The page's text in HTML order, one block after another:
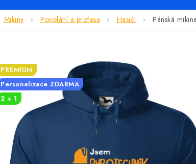
Mikiny Povolání a profese Hasiči Pánská
PREMIUM
Personalizace ZDARMA
2 + 1